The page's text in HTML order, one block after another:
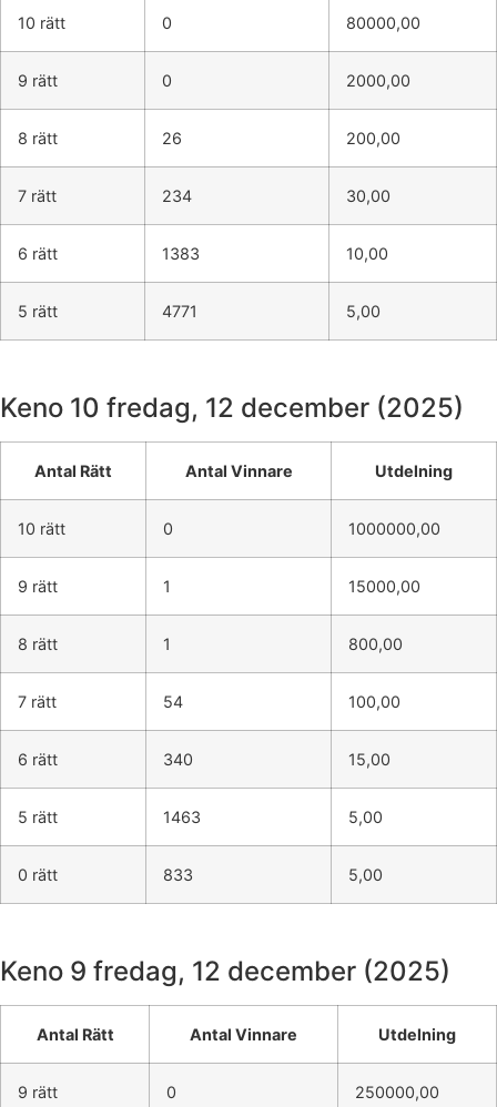
10 rätt 0 80000,00
9 rätt 0 2000,00
8 rätt 26 200,00
7 rätt 234 30,00
6 rätt 1383 10,00
5 rätt 4771 5,00
Keno 10 fredag, 12 december (2025)
Antal Rätt Antal Vinnare Utdelning
10 rätt 0 1000000,00
9 rätt 1 15000,00
8 rätt 1 800,00
7 rätt 54 100,00
6 rätt 340 15,00
5 rätt 1463 5,00
0 rätt 833 5,00
Keno 9 fredag, 12 december (2025)
Antal Rätt Antal Vinnare Utdelning
9 rätt 0 250000,00